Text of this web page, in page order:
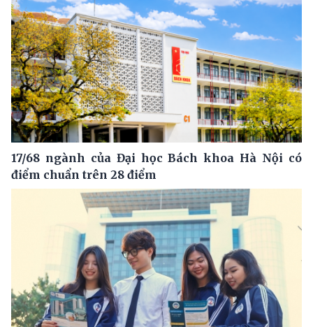
17/68 ngành của Đại học Bách khoa Hà Nội có
điểm chuẩn trên 28 điểm